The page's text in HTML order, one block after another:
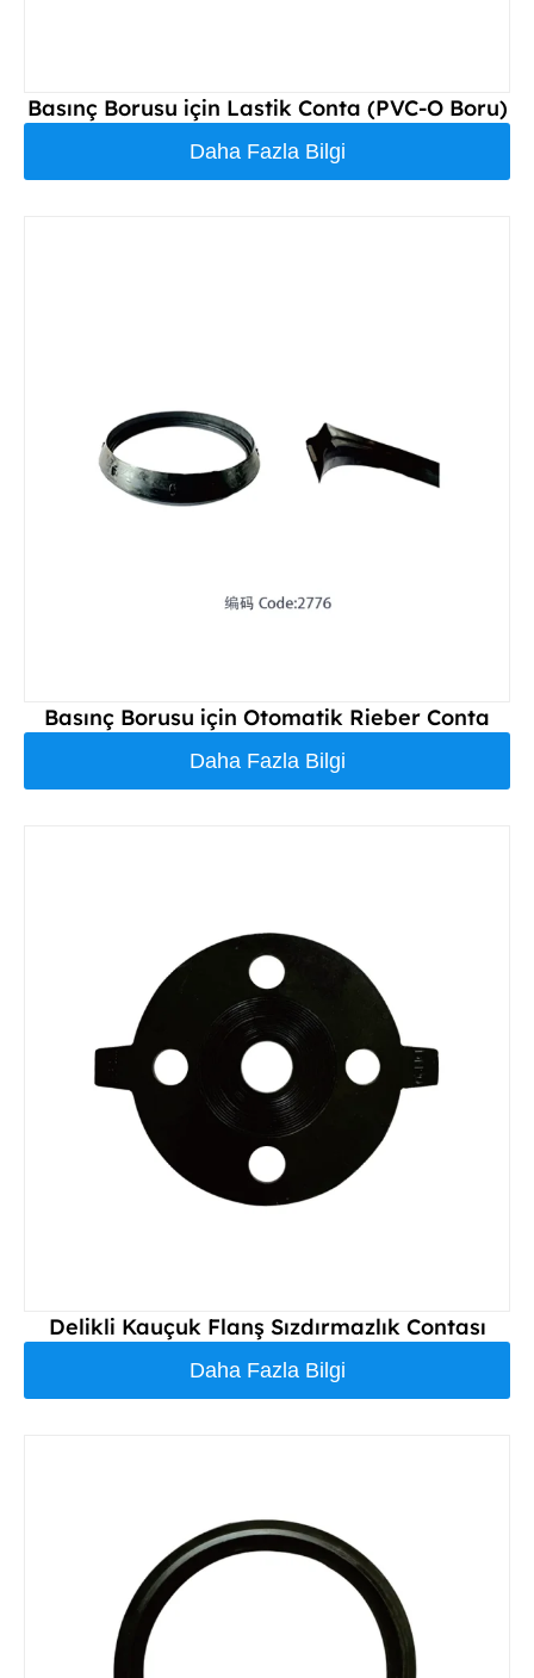
Basınç Borusu için Lastik Conta (PVC-O Boru)
Daha Fazla Bilgi
Basınç Borusu için Otomatik Rieber Conta
Daha Fazla Bilgi
Delikli Kauçuk Flanş Sızdırmazlık Contası
Daha Fazla Bilgi